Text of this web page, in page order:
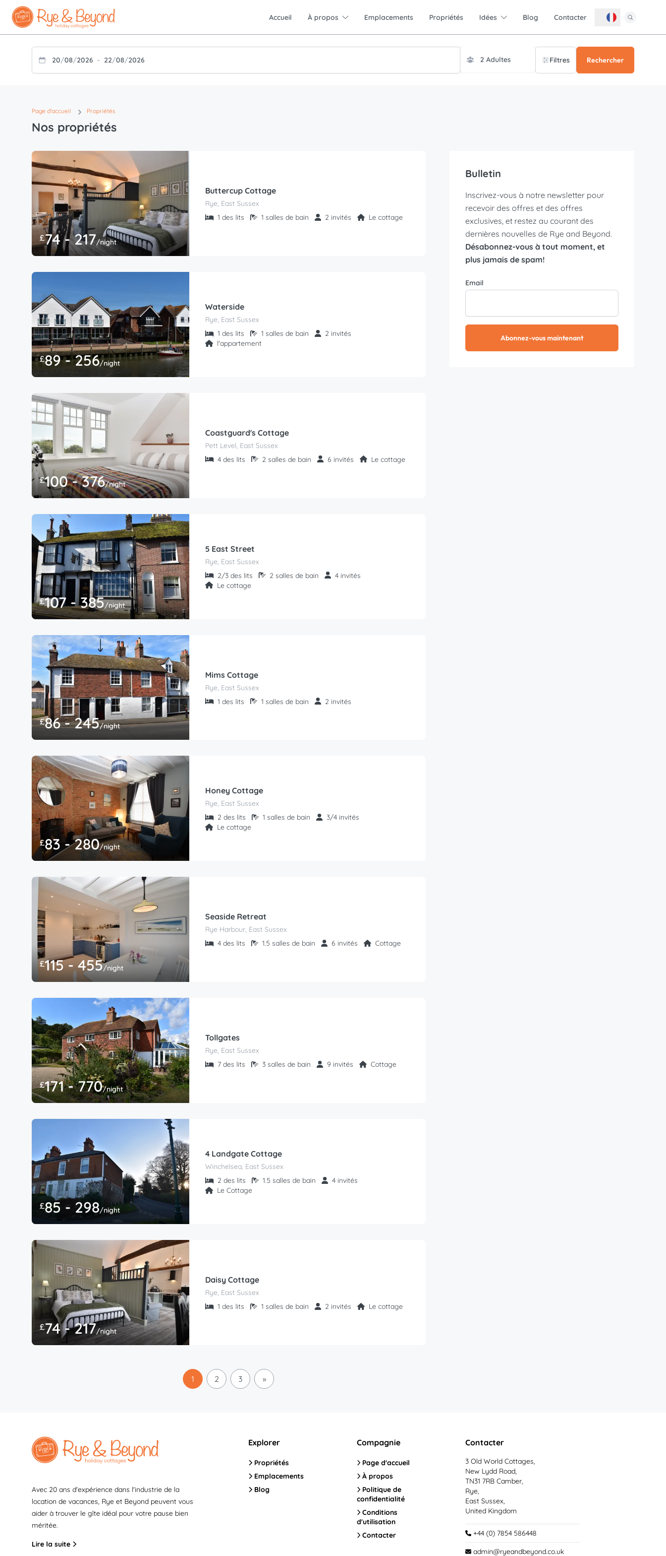
Accueil À propos Emplacements Propriétés Idées Blog Contacter
20/08/2026 - 22/08/2026 Filtres Rechercher
Page d'accueil Propriétés
Nos propriétés
£74 - 217/night
Buttercup Cottage
Rye, East Sussex
1 des lits
1 salles de bain 2 invités Le cottage
£89 - 256/night
Waterside
Rye, East Sussex
1 des lits
1 salles de bain
2 invités
l'appartement
£100 - 376/night
Coastguard's Cottage
Pett Level, East Sussex
4 des lits
2 salles de bain 6 invités Le cottage
£107 - 385/night
5 East Street
Rye, East Sussex
2/3 des lits
2 salles de bain
4 invités
Le cottage
£86 - 245/night
Mims Cottage
Rye, East Sussex
1 des lits
1 salles de bain 2 invités
£83 - 280/night
Honey Cottage
Rye, East Sussex
2 des lits
1 salles de bain
3/4 invités
Le cottage
£115 - 455/night
Seaside Retreat
Rye Harbour, East Sussex
4 des lits
1.5 salles de bain 6 invités Cottage
£171 - 770/night
Tollgates
Rye, East Sussex
7 des lits
3 salles de bain 9 invités Cottage
£85 - 298/night
4 Landgate Cottage
Winchelsea, East Sussex
2 des lits
1.5 salles de bain
4 invités
Le Cottage
£74 - 217/night
Daisy Cottage
Rye, East Sussex
1 des lits
1 salles de bain 2 invités Le cottage
1 2 3 »
Bulletin
Inscrivez-vous à notre newsletter pour
recevoir des offres et des offres
exclusives, et restez au courant des
dernières nouvelles de Rye and Beyond.
Désabonnez-vous à tout moment, et
plus jamais de spam!
Email
Abonnez-vous maintenant
Avec 20 ans d'expérience dans l'industrie de la
location de vacances, Rye et Beyond peuvent vous
aider à trouver le gîte idéal pour votre pause bien
méritée.
Lire la suite
Explorer
Propriétés
Emplacements
Blog
Compagnie
Page d'accueil
À propos
Politique de
confidentialité
Conditions
d'utilisation
Contacter
Contacter
3 Old World Cottages,
New Lydd Road,
TN31 7RB Camber,
Rye,
East Sussex,
United Kingdom
+44 (0) 7854 586448
admin@ryeandbeyond.co.uk